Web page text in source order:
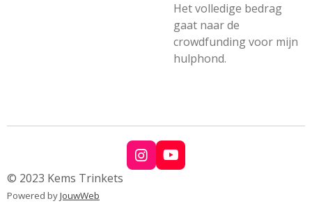
Het volledige bedrag
gaat naar de
crowdfunding voor mijn
hulphond.
I
n
Y
o
© 2023 Kems Trinkets
Powered byJouwWeb